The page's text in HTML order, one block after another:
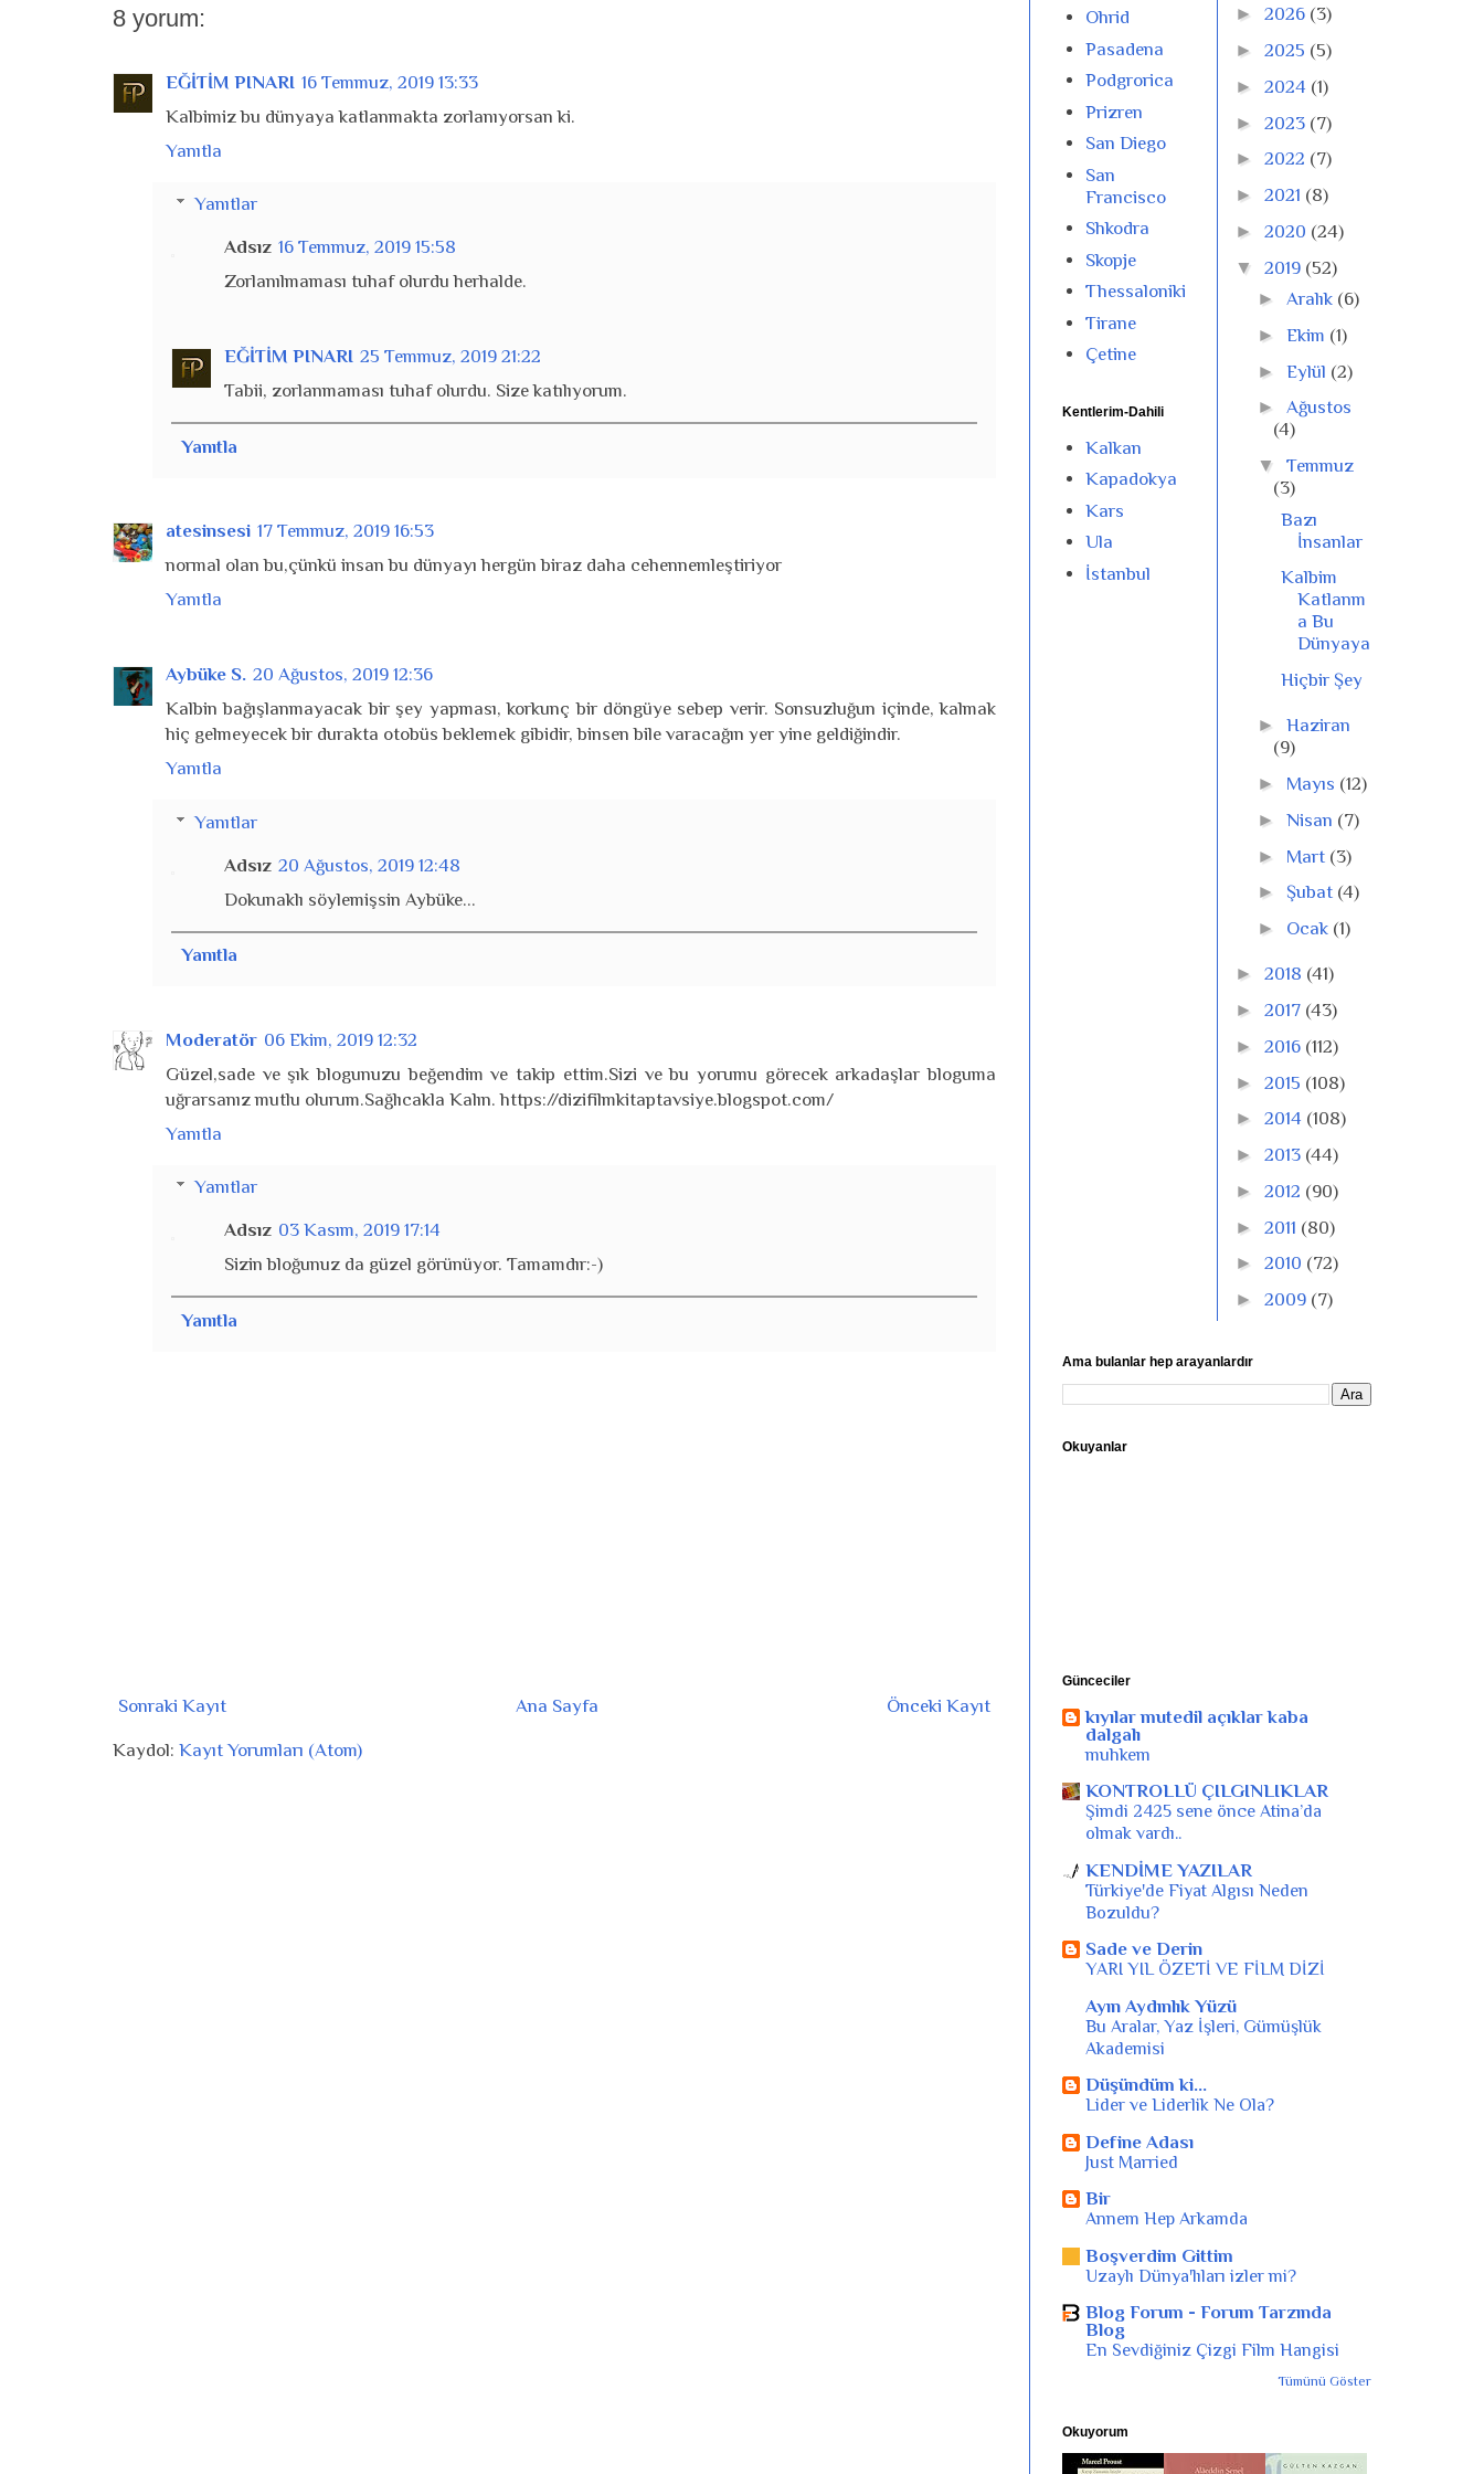
8 yorum:
EĞİTİM PINARI 16 Temmuz, 2019 13:33
Kalbimiz bu dünyaya katlanmakta zorlanıyorsan ki.
Yanıtla
Yanıtlar
Adsız 16 Temmuz, 2019 15:58
Zorlanılmaması tuhaf olurdu herhalde.
EĞİTİM PINARI 25 Temmuz, 2019 21:22
Tabii, zorlanmaması tuhaf olurdu. Size katılıyorum.
Yanıtla
atesinsesi 17 Temmuz, 2019 16:53
normal olan bu,çünkü insan bu dünyayı hergün biraz daha cehennemleştiriyor
Yanıtla
Aybüke S. 20 Ağustos, 2019 12:36
Kalbin bağışlanmayacak bir şey yapması, korkunç bir döngüye sebep verir. Sonsuzluğun içinde, kalmak
hiç gelmeyecek bir durakta otobüs beklemek gibidir, binsen bile varacağın yer yine geldiğindir.
Yanıtla
Yanıtlar
Adsız 20 Ağustos, 2019 12:48
Dokunaklı söylemişsin Aybüke...
Yanıtla
Moderatör 06 Ekim, 2019 12:32
Güzel,sade ve şık blogunuzu beğendim ve takip ettim.Sizi ve bu yorumu görecek arkadaşlar bloguma
uğrarsanız mutlu olurum.Sağlıcakla Kalın. https://dizifilmkitaptavsiye.blogspot.com/
Yanıtla
Yanıtlar
Adsız 03 Kasım, 2019 17:14
Sizin bloğunuz da güzel görünüyor. Tamamdır:-)
Yanıtla
Sonraki Kayıt Önceki Kayıt
Ana Sayfa
Kaydol: Kayıt Yorumları (Atom)
Ohrid
Pasadena
Podgrorica
Prizren
San Diego
San
Francisco
Shkodra
Skopje
Thessaloniki
Tirane
Çetine
Kentlerim-Dahili
Kalkan
Kapadokya
Kars
Ula
İstanbul
► 2026 (3)
► 2025 (5)
► 2024 (1)
► 2023 (7)
► 2022 (7)
► 2021 (8)
► 2020 (24)
▼ 2019 (52)
►Aralık (6)
►Ekim (1)
►Eylül (2)
►Ağustos
(4)
▼Temmuz
(3)
Bazı
İnsanlar
Kalbim
Katlanm
a Bu
Dünyaya
Hiçbir Şey
►Haziran
(9)
► Mayıs (12)
►Nisan (7)
► Mart (3)
► Şubat (4)
► Ocak (1)
► 2018 (41)
► 2017 (43)
► 2016 (112)
► 2015 (108)
► 2014 (108)
► 2013 (44)
► 2012 (90)
► 2011 (80)
► 2010 (72)
► 2009 (7)
Ama bulanlar hep arayanlardır
Okuyanlar
Günceciler
kıyılar mutedil açıklar kaba
dalgalı
muhkem
KONTROLLÜ ÇILGINLIKLAR
Şimdi 2425 sene önce Atina’da
olmak vardı..
KENDİME YAZILAR
Türkiye'de Fiyat Algısı Neden
Bozuldu?
Sade ve Derin
YARI YIL ÖZETİ VE FİLM DİZİ
Ayın Aydınlık Yüzü
Bu Aralar, Yaz İşleri, Gümüşlük
Akademisi
Düşündüm ki...
Lider ve Liderlik Ne Ola?
Define Adası
Just Married
Bir
Annem Hep Arkamda
Boşverdim Gittim
Uzaylı Dünya'lıları izler mi?
Blog Forum - Forum Tarzında
Blog
En Sevdiğiniz Çizgi Film Hangisi
Tümünü Göster
Okuyorum